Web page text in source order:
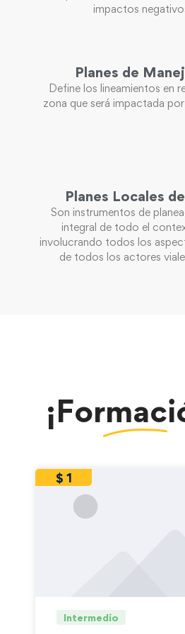
impactos
Planes de
Define los lineamientos en
zona que será impactada
Planes Locales
Son instrumentos de
integral de todo el
involucrando todos los
de todos los actores
¡
$ 1
Intermedio